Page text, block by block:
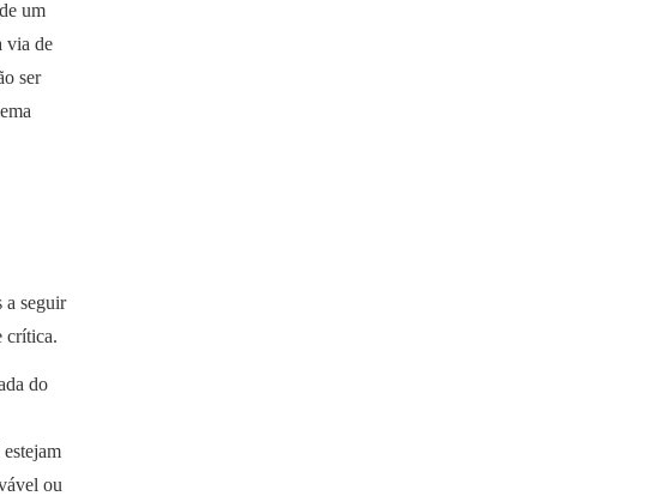
um
via de
ser
a seguir
crítica.
do
ou